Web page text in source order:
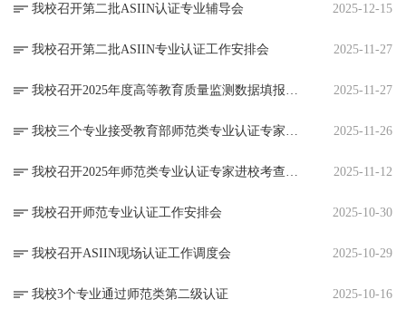
我校召开第二批ASIIN认证专业辅导会 2025-12-15
我校召开第二批ASIIN专业认证工作安排会 2025-11-27
2025-11-27
2025-11-26
2025-11-12
我校召开师范专业认证工作安排会 2025-10-30
我校召开ASIIN现场认证工作调度会 2025-10-29
我校3个专业通过师范类第二级认证 2025-10-16